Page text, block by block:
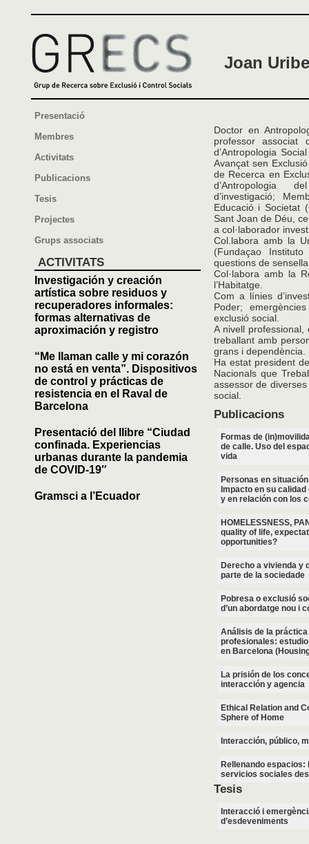
Joan Uribe
Presentació
Membres
Activitats
Publicacions
Tesis
Projectes
Grups associats
ACTIVITATS
Investigación y creación
artística sobre residuos y
recuperadores informales:
formas alternativas de
aproximación y registro
“Me llaman calle y mi corazón
no está en venta”. Dispositivos
de control y prácticas de
resistencia en el Raval de
Barcelona
Presentació del llibre “Ciudad
confinada. Experiencias
urbanas durante la pandemia
de COVID-19″
Gramsci a l’Ecuador
Doctor en
professor associat
d’Antropologia
Avançat sen
de Recerca en
d’investigació;
Educació i Societat
Sant Joan de Déu,
a col·laborador
Col.labora amb la
(Fundaçao
questions de
Col·labora amb la
l’Habitatge.
Com a línies
Poder;
exclusió social.
A nivell
treballant amb
grans i dependència.
Ha estat president
Nacionals que
assessor de
social.
Publicacions
Formas de
de calle. Uso del
vida
Personas en
Impacto en su
y en relación con los
HOMELESSNESS,
quality of life,
opportunities?
Derecho a vivienda y
parte de la sociedade
Pobresa o exclusió
d’un abordatge nou i
Análisis de la
profesionales:
en Barcelona
La prisión de los
interacción y agencia
Ethical Relation and
Sphere of Home
Interacción, público,
Rellenando
servicios sociales
Tesis
Interacció i
d’esdeveniments